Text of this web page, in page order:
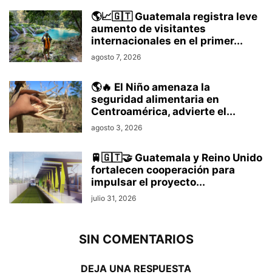
🌎📈🇬🇹 Guatemala registra leve
aumento de visitantes
internacionales en el primer...
agosto 7, 2026
🌎🔥 El Niño amenaza la
seguridad alimentaria en
Centroamérica, advierte el...
agosto 3, 2026
🚆🇬🇹🤝 Guatemala y Reino Unido
fortalecen cooperación para
impulsar el proyecto...
julio 31, 2026
SIN COMENTARIOS
DEJA UNA RESPUESTA